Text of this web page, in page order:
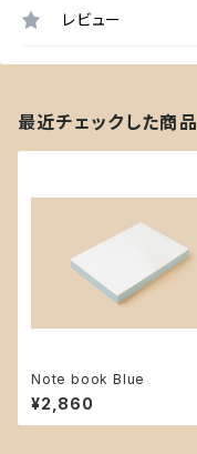
レビュー
最近チェックした商品
Note book Blue
¥2,860